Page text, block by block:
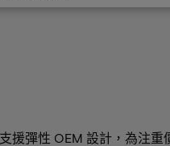
援彈性 OEM 設計，為注重